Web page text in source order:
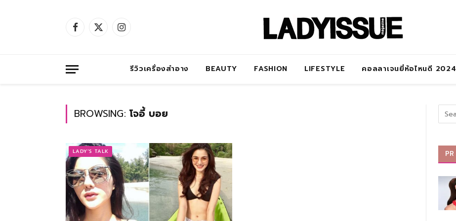
Facebook
X
Instagram
รีวิวเครื่องสำอาง BEAUTY FASHION LIFESTYLE คอลลาเจนยี่ห้อไหนดี 2024
BROWSING: โจอี้ บอย
LADY'S TALK PR